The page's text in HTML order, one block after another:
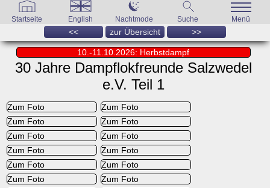
Startseite English Nachtmode Suche Menü
<< zur Übersicht >>
10.-11.10.2026: Herbstdampf
30 Jahre Dampflokfreunde Salzwedel
e.V. Teil 1
Zum Foto
Zum Foto
Zum Foto
Zum Foto
Zum Foto
Zum Foto
Zum Foto
Zum Foto
Zum Foto
Zum Foto
Zum Foto
Zum Foto